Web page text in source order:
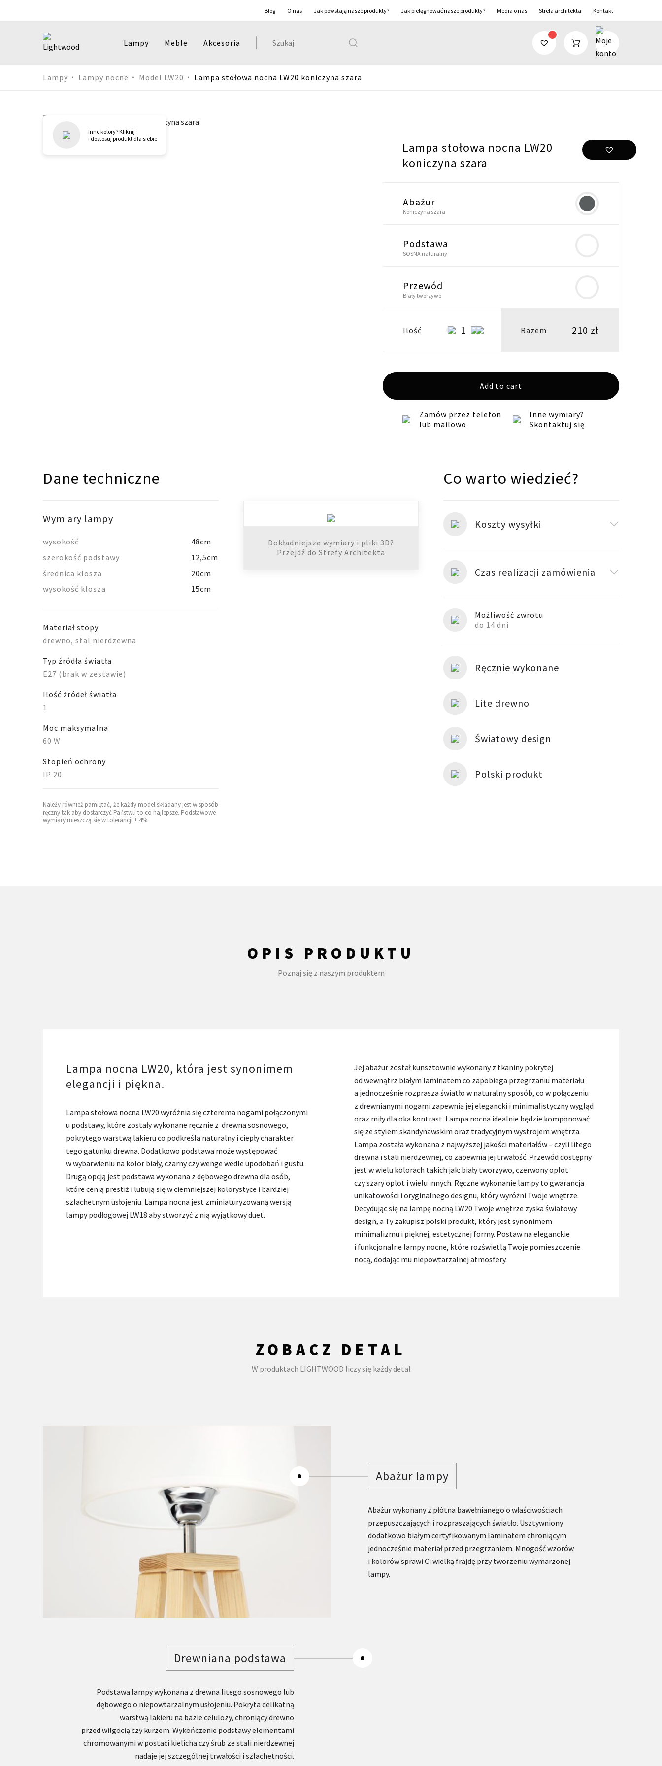
Blog O nas Jak powstają nasze produkty? Jak pielęgnować nasze produkty? Media o nas Strefa architekta Kontakt
Lampy Meble Akcesoria Szukaj:
Lampy Lampy nocne Model LW20 Lampa stołowa nocna LW20 koniczyna szara
Inne kolory? Kliknij
i dostosuj produkt dla siebie
Lampa stołowa nocna LW20
koniczyna szara
Abażur
Koniczyna szara
Podstawa
SOSNA naturalny
Przewód
Biały tworzywo
Ilość
Lampa
Razem 210 zł
Add to cart
Zamów przez telefon
lub mailowo
Inne wymiary?
Skontaktuj się
Dane techniczne
Wymiary lampy
wysokość
48cm
szerokość podstawy
12,5cm
średnica klosza
20cm
wysokość klosza
15cm
Materiał stopy
drewno, stal nierdzewna
Typ źródła światła
E27 (brak w zestawie)
Ilość źródeł światła
1
Moc maksymalna
60 W
Stopień ochrony
IP 20
Należy również pamiętać, że każdy model składany jest w sposób
ręczny tak aby dostarczyć Państwu to co najlepsze. Podstawowe
wymiary mieszczą się w tolerancji ± 4%.
Dokładniejsze wymiary i pliki 3D?
Przejdź do Strefy Architekta
Co warto wiedzieć?
Koszty wysyłki
Czas realizacji zamówienia
Możliwość zwrotu
do 14 dni
Ręcznie wykonane
Lite drewno
Światowy design
Polski produkt
OPIS PRODUKTU
Poznaj się z naszym produktem
Lampa nocna LW20, która jest synonimem
elegancji i piękna.
Lampa stołowa nocna LW20 wyróżnia się czterema nogami połączonymi
u podstawy, które zostały wykonane ręcznie z drewna sosnowego,
pokrytego warstwą lakieru co podkreśla naturalny i ciepły charakter
tego gatunku drewna. Dodatkowo podstawa może występować
w wybarwieniu na kolor biały, czarny czy wenge wedle upodobań i gustu.
Drugą opcją jest podstawa wykonana z dębowego drewna dla osób,
które cenią prestiż i lubują się w ciemniejszej kolorystyce i bardziej
szlachetnym usłojeniu. Lampa nocna jest zminiaturyzowaną wersją
lampy podłogowej LW18 aby stworzyć z nią wyjątkowy duet.
Jej abażur został kunsztownie wykonany z tkaniny pokrytej
od wewnątrz białym laminatem co zapobiega przegrzaniu materiału
a jednocześnie rozprasza światło w naturalny sposób, co w połączeniu
z drewnianymi nogami zapewnia jej elegancki i minimalistyczny wygląd
oraz miły dla oka kontrast. Lampa nocna idealnie będzie komponować
się ze stylem skandynawskim oraz tradycyjnym wystrojem wnętrza.
Lampa została wykonana z najwyższej jakości materiałów – czyli litego
drewna i stali nierdzewnej, co zapewnia jej trwałość. Przewód dostępny
jest w wielu kolorach takich jak: biały tworzywo, czerwony oplot
czy szary oplot i wielu innych. Ręczne wykonanie lampy to gwarancja
unikatowości i oryginalnego designu, który wyróżni Twoje wnętrze.
Decydując się na lampę nocną LW20 Twoje wnętrze zyska światowy
design, a Ty zakupisz polski produkt, który jest synonimem
minimalizmu i pięknej, estetycznej formy. Postaw na eleganckie
i funkcjonalne lampy nocne, które rozświetlą Twoje pomieszczenie
nocą, dodając mu niepowtarzalnej atmosfery.
ZOBACZ DETAL
W produktach LIGHTWOOD liczy się każdy detal
Abażur lampy
Abażur wykonany z płótna bawełnianego o właściwościach
przepuszczających i rozpraszających światło. Usztywniony
dodatkowo białym certyfikowanym laminatem chroniącym
jednocześnie materiał przed przegrzaniem. Mnogość wzorów
i kolorów sprawi Ci wielką frajdę przy tworzeniu wymarzonej
lampy.
Drewniana podstawa
Podstawa lampy wykonana z drewna litego sosnowego lub
dębowego o niepowtarzalnym usłojeniu. Pokryta delikatną
warstwą lakieru na bazie celulozy, chroniący drewno
przed wilgocią czy kurzem. Wykończenie podstawy elementami
chromowanymi w postaci kielicha czy śrub ze stali nierdzewnej
nadaje jej szczególnej trwałości i szlachetności.